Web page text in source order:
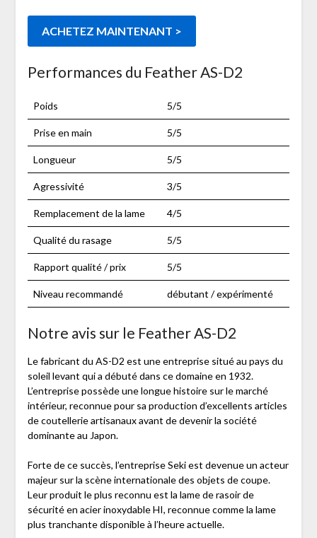
ACHETEZ MAINTENANT >
Performances du Feather AS-D2
Poids 5/5
Prise en main 5/5
Longueur 5/5
Agressivité 3/5
Remplacement de la lame 4/5
Qualité du rasage 5/5
Rapport qualité / prix 5/5
Niveau recommandé débutant / expérimenté
Notre avis sur le Feather AS-D2
Le fabricant du AS-D2 est une entreprise situé au pays du
soleil levant qui a débuté dans ce domaine en 1932.
L’entreprise possède une longue histoire sur le marché
intérieur, reconnue pour sa production d’excellents articles
de coutellerie artisanaux avant de devenir la société
dominante au Japon.
Forte de ce succès, l’entreprise Seki est devenue un acteur
majeur sur la scène internationale des objets de coupe.
Leur produit le plus reconnu est la lame de rasoir de
sécurité en acier inoxydable HI, reconnue comme la lame
plus tranchante disponible à l’heure actuelle.